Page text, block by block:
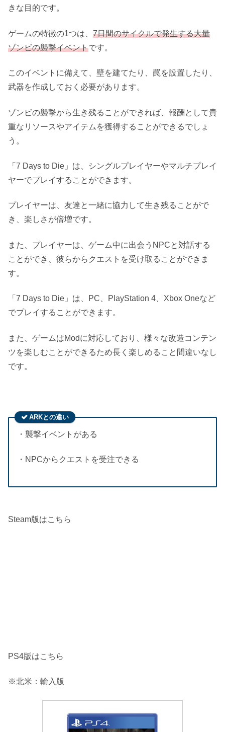
きな目的です。
ゲームの特徴の1つは、 7日間のサイクルで発生する大量
ゾンビの襲撃イベントです。
このイベントに備えて、壁を建てたり、罠を設置したり、
武器を作成しておく必要があります。
ゾンビの襲撃から生き残ることができれば、報酬として貴
重なリソースやアイテムを獲得することができるでしょ
う。
「7 Days to Die」は、シングルプレイヤーやマルチプレイ
ヤーでプレイすることができます。
プレイヤーは、友達と一緒に協力して生き残ることがで
き、楽しさが倍増です。
また、プレイヤーは、ゲーム中に出会うNPCと対話する
ことができ、彼らからクエストを受け取ることができま
す。
「7 Days to Die」は、PC、PlayStation 4、Xbox Oneなど
でプレイすることができます。
また、ゲームはModに対応しており、様々な改造コンテン
ツを楽しむことができるため長く楽しめること間違いなし
です。
ARKとの違い
・襲撃イベントがある
・NPCからクエストを受注できる
Steam版はこちら
PS4版はこちら
※北米：輸入版